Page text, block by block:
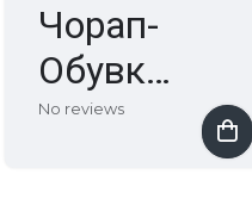
Чорап-
Обувки
Skinners
No reviews